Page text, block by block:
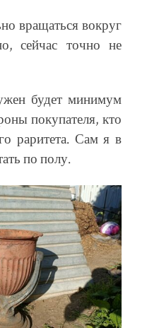
вращаться вокруг
сейчас точно не
будет минимум
покупателя, кто
раритета. Сам я в
по полу.